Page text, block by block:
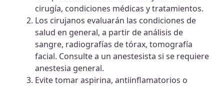
cirugía, condiciones médicas y tratamientos.
Los cirujanos evaluarán las condiciones de
salud en general, a partir de análisis de
sangre, radiografías de tórax, tomografía
facial. Consulte a un anestesista si se requiere
anestesia general.
Evite tomar aspirina, antiinflamatorios o